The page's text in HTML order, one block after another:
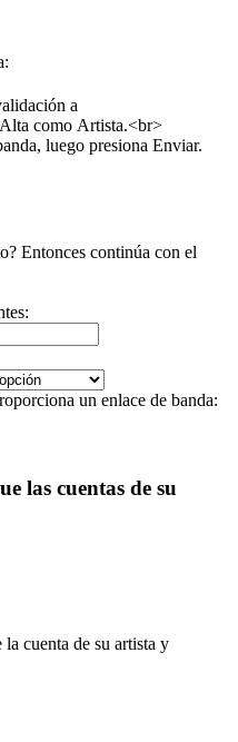
a
como Artista.<br>
luego presiona Enviar.
Entonces continúa con el
un enlace de banda:
las cuentas de su
cuenta de su artista y